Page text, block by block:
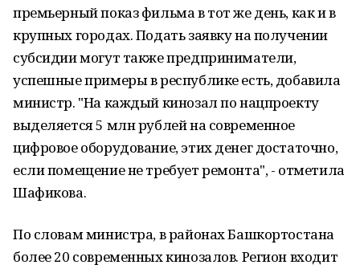
премьерный показ фильма в тот же день, как и в
крупных городах. Подать заявку на получении
субсидии могут также предприниматели,
успешные примеры в республике есть, добавила
министр. "На каждый кинозал по нацпроекту
выделяется 5 млн рублей на современное
цифровое оборудование, этих денег достаточно,
если помещение не требует ремонта", - отметила
Шафикова.
По словам министра, в районах Башкортостана
более 20 современных кинозалов. Регион входит